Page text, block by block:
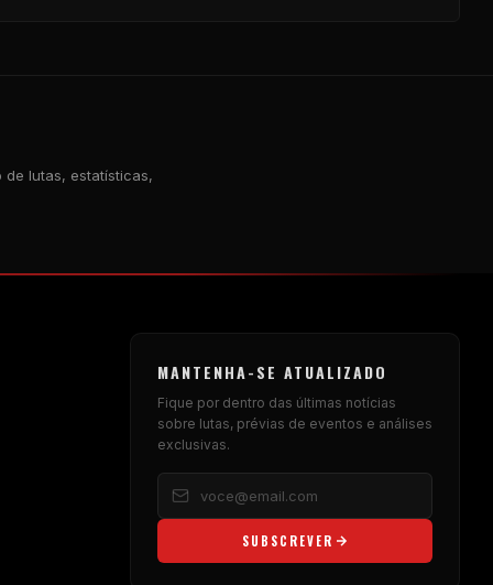
de lutas, estatísticas,
MANTENHA-SE ATUALIZADO
Fique por dentro das últimas notícias
sobre lutas, prévias de eventos e análises
exclusivas.
SUBSCREVER